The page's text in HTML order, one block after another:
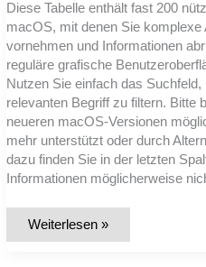
Diese Tabelle enthält fast 200
macOS, mit denen Sie
vornehmen und Informationen
reguläre grafische
Nutzen Sie einfach das
relevanten Begriff zu filtern. Bitte
neueren macOS-Versionen
mehr unterstützt oder durch
dazu finden Sie in der letzten
Informationen möglicherweise
Liste:
Weiterlesen »